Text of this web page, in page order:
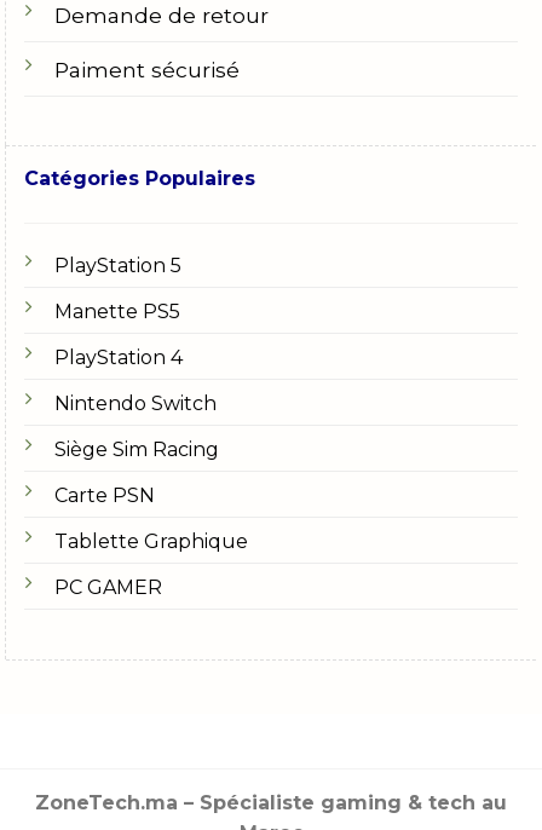
Demande de retour
Paiment sécurisé
Catégories Populaires
PlayStation 5
Manette PS5
PlayStation 4
Nintendo Switch
Siège Sim Racing
Carte PSN
Tablette Graphique
PC GAMER
ZoneTech.ma – Spécialiste gaming & tech au